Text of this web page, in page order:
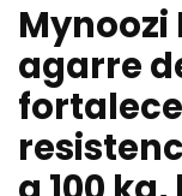
Mynoozi
agarre